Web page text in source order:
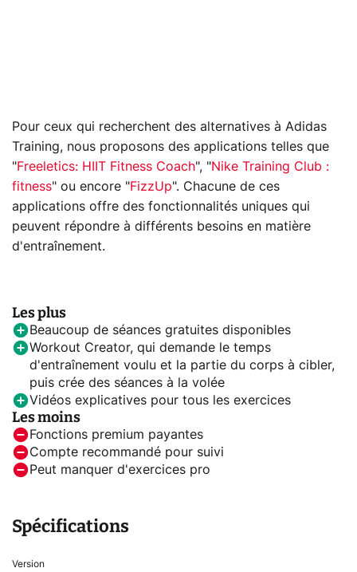
Pour ceux qui recherchent des alternatives à Adidas
Training, nous proposons des applications telles que
"Freeletics: HIIT Fitness Coach", "Nike Training Club :
fitness" ou encore "FizzUp". Chacune de ces
applications offre des fonctionnalités uniques qui
peuvent répondre à différents besoins en matière
d'entraînement.
Les plus
Beaucoup de séances gratuites disponibles
Workout Creator, qui demande le temps
d'entraînement voulu et la partie du corps à cibler,
puis crée des séances à la volée
Vidéos explicatives pour tous les exercices
Les moins
Fonctions premium payantes
Compte recommandé pour suivi
Peut manquer d'exercices pro
Spécifications
Version